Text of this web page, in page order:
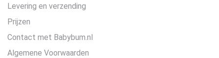
Levering en verzending
Prijzen
Contact met Babybum.nl
Algemene Voorwaarden